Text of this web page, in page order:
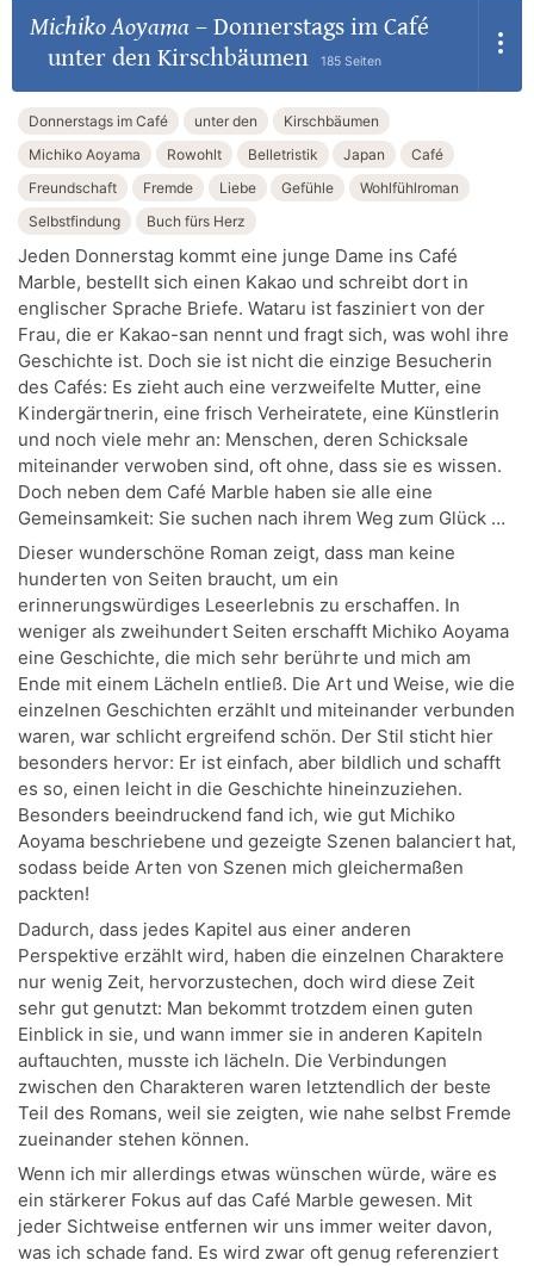
Michiko Aoyama – Donnerstags im Café
unter den Kirschbäumen
185 Seiten
Donnerstags im Café unter den
Kirschbäumen
Michiko Aoyama
Rowohlt Belletristik Japan
Café
Freundschaft
Fremde Liebe Gefühle
Wohlfühlroman
Selbstfindung
Buch fürs Herz
Jeden Donnerstag kommt eine junge Dame ins Café
Marble, bestellt sich einen Kakao und schreibt dort in
englischer Sprache Briefe. Wataru ist fasziniert von der
Frau, die er Kakao-san nennt und fragt sich, was wohl ihre
Geschichte ist. Doch sie ist nicht die einzige Besucherin
des Cafés: Es zieht auch eine verzweifelte Mutter, eine
Kindergärtnerin, eine frisch Verheiratete, eine Künstlerin
und noch viele mehr an: Menschen, deren Schicksale
miteinander verwoben sind, oft ohne, dass sie es wissen.
Doch neben dem Café Marble haben sie alle eine
Gemeinsamkeit: Sie suchen nach ihrem Weg zum Glück …
Dieser wunderschöne Roman zeigt, dass man keine
hunderten von Seiten braucht, um ein
erinnerungswürdiges Leseerlebnis zu erschaffen. In
weniger als zweihundert Seiten erschafft Michiko Aoyama
eine Geschichte, die mich sehr berührte und mich am
Ende mit einem Lächeln entließ. Die Art und Weise, wie die
einzelnen Geschichten erzählt und miteinander verbunden
waren, war schlicht ergreifend schön. Der Stil sticht hier
besonders hervor: Er ist einfach, aber bildlich und schafft
es so, einen leicht in die Geschichte hineinzuziehen.
Besonders beeindruckend fand ich, wie gut Michiko
Aoyama beschriebene und gezeigte Szenen balanciert hat,
sodass beide Arten von Szenen mich gleichermaßen
packten!
Dadurch, dass jedes Kapitel aus einer anderen
Perspektive erzählt wird, haben die einzelnen Charaktere
nur wenig Zeit, hervorzustechen, doch wird diese Zeit
sehr gut genutzt: Man bekommt trotzdem einen guten
Einblick in sie, und wann immer sie in anderen Kapiteln
auftauchten, musste ich lächeln. Die Verbindungen
zwischen den Charakteren waren letztendlich der beste
Teil des Romans, weil sie zeigten, wie nahe selbst Fremde
zueinander stehen können.
Wenn ich mir allerdings etwas wünschen würde, wäre es
ein stärkerer Fokus auf das Café Marble gewesen. Mit
jeder Sichtweise entfernen wir uns immer weiter davon,
was ich schade fand. Es wird zwar oft genug referenziert